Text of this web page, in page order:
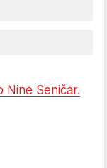
Nine Seničar.